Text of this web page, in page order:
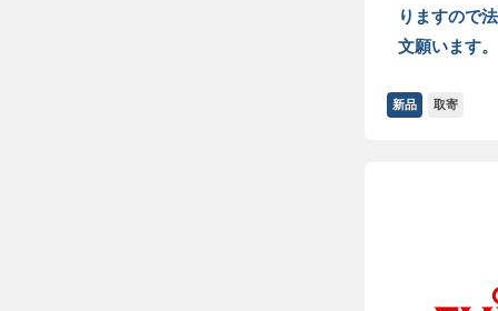
りますので
文願います。
新品 取寄